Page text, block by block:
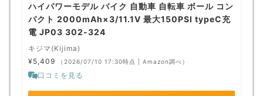
ハイパワーモデル バイク 自動車 自転車 ボール コン
パクト 2000mAh×3/11.1V 最大150PSI typeC充
電 JP03 302-324
キジマ(Kijima)
¥5,409
（2026/07/10 17:30時点 | Amazon調べ）
口コミを見る